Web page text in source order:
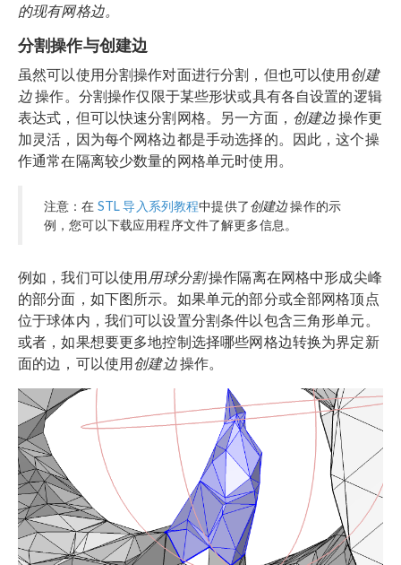
的现有网格边。
分割操作与创建边
虽然可以使用分割操作对面进行分割，但也可以使用创建
边操作。分割操作仅限于某些形状或具有各自设置的逻辑
表达式，但可以快速分割网格。另一方面， 创建边操作更
加灵活，因为每个网格边都是手动选择的。因此，这个操
作通常在隔离较少数量的网格单元时使用。
注意：在 STL 导入系列教程中提供了创建边操作的示
例，您可以下载应用程序文件了解更多信息。
例如，我们可以使用用球分割操作隔离在网格中形成尖峰
的部分面，如下图所示。如果单元的部分或全部网格顶点
位于球体内，我们可以设置分割条件以包含三角形单元。
或者，如果想要更多地控制选择哪些网格边转换为界定新
面的边，可以使用创建边操作。